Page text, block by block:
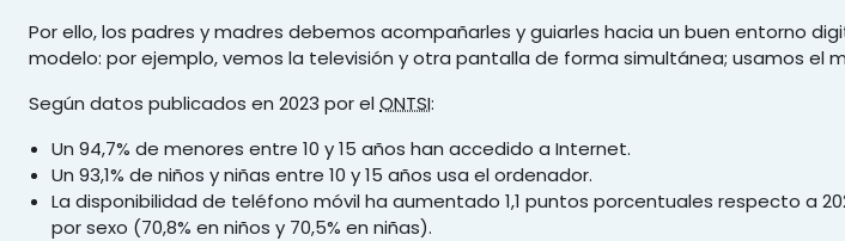
Por ello, los padres y madres debemos acompañarles y guiarles hacia un buen entorno
modelo: por ejemplo, vemos la televisión y otra pantalla de forma simultánea; usamos el
Según datos publicados en 2023 por elONTSI:
Un 94,7% de menores entre 10 y 15 años han accedido a Internet.
Un 93,1% de niños y niñas entre 10 y 15 años usa el ordenador.
La disponibilidad de teléfono móvil ha aumentado 1,1 puntos porcentuales respecto a
por sexo (70,8% en niños y 70,5% en niñas).